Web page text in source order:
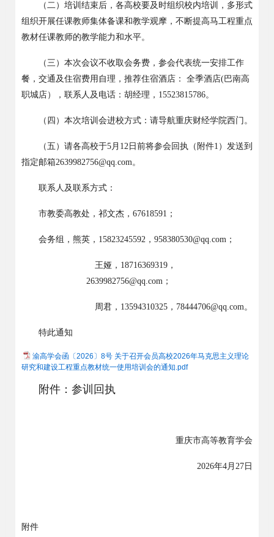
（二）培训结束后，各高校要及时组织校内培训，多形式
组织开展任课教师集体备课和教学观摩，不断提高马工程重点
教材任课教师的教学能力和水平。
（三）本次会议不收取会务费，参会代表统一安排工作
餐，交通及住宿费用自理， 推荐住宿酒店：
全季酒店(巴南高
职城店），联系人及电话：胡经理，15523815786。
（四）本次培训会进校方式：请导航重庆财经学院西门。
（五）请各高校于5月12日前将参会回执（附件1）发送到
指定邮箱2639982756@qq.com。
联系人及联系方式：
市教委高教处，祁文杰，67618591；
会务组，熊英，15823245592，958380530@qq.com；
王娅，18716369319 ，
2639982756@qq.com；
周君，13594310325，78444706@qq.com。
特此通知
渝高学会函〔2026〕8号 关于召开会员高校2026年马克思主义理论
研究和建设工程重点教材统一使用培训会的通知.pdf
附件：参训回执
重庆市高等教育学会
2026年4月27日
附件